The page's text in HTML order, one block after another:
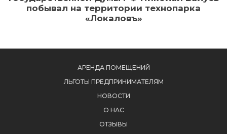
побывал на территории технопарка
«Локаловъ»
АРЕНДА ПОМЕЩЕНИЙ
ЛЬГОТЫ ПРЕДПРИНИМАТЕЛЯМ
НОВОСТИ
О НАС
ОТЗЫВЫ